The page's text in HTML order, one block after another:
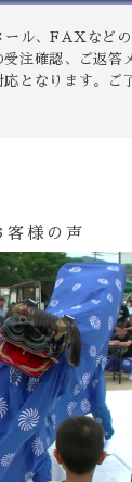
ール、FAXなどの
受注確認、ご返答
となります。ご
客様の声